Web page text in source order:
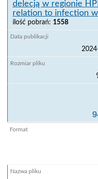
delecją w regionie
relation to infection
ilość pobrań: 1558
Status Polski w